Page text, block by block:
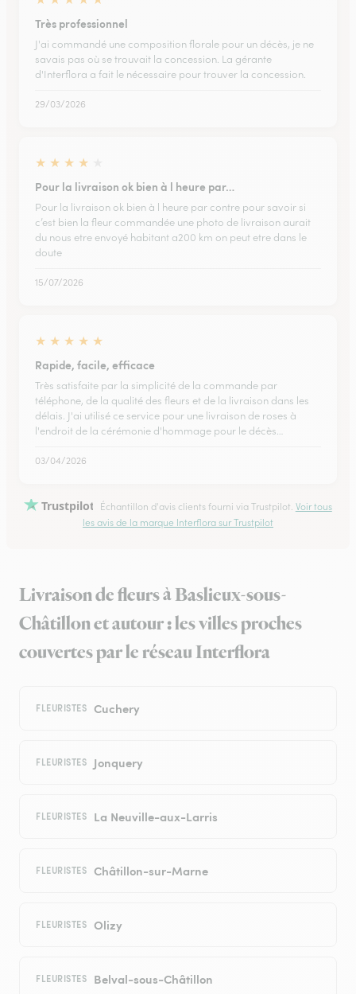
Très professionnel
J'ai commandé une composition florale pour un décès, je ne
savais pas où se trouvait la concession. La gérante
d'Interflora a fait le nécessaire pour trouver la concession.
29/03/2026
★ ★ ★ ★
Pour la livraison ok bien à l heure par…
Pour la livraison ok bien à l heure par contre pour savoir si
c’est bien la fleur commandée une photo de livraison aurait
du nous etre envoyé habitant a200 km on peut etre dans le
doute
15/07/2026
★ ★ ★ ★ ★
Rapide, facile, efficace
Très satisfaite par la simplicité de la commande par
téléphone, de la qualité des fleurs et de la livraison dans les
délais. J'ai utilisé ce service pour une livraison de roses à
l'endroit de la cérémonie d'hommage pour le décès…
03/04/2026
Trustpilot Échantillon d'avis clients fourni via Trustpilot. Voir tous
les avis de la marque Interflora sur Trustpilot
Livraison de fleurs à Baslieux-sous-
Châtillon et autour : les villes proches
couvertes par le réseau Interflora
FLEURISTES Cuchery
FLEURISTES Jonquery
FLEURISTES La Neuville-aux-Larris
FLEURISTES Châtillon-sur-Marne
FLEURISTES Olizy
FLEURISTES Belval-sous-Châtillon